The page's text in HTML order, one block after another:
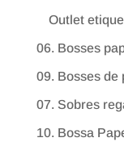
Outlet
06. Bosses
09. Bosses de
07. Sobres
10. Bossa